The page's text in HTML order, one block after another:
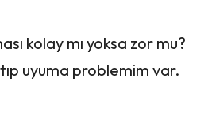
kolay mı yoksa zor mu?
uyuma problemim var.